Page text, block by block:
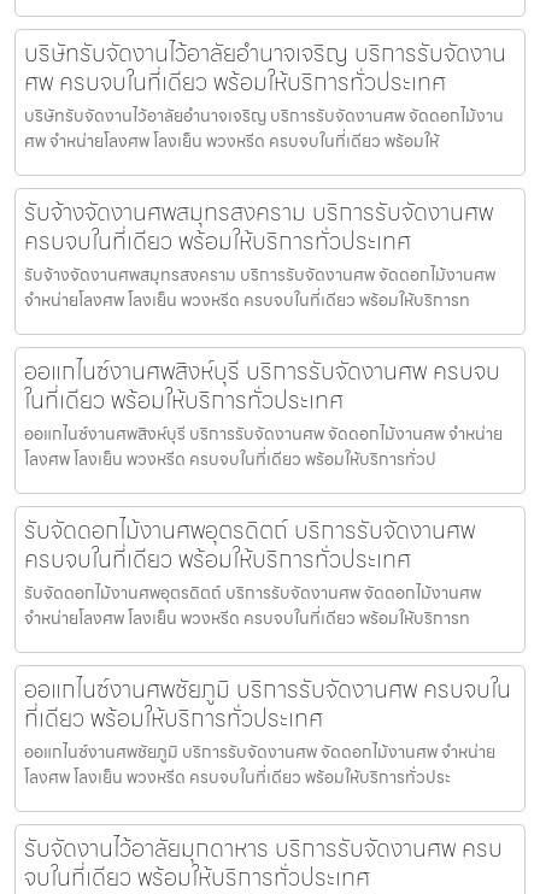
บริษัทรับจัดงานไว้อาลัยอำนาจเจริญ บริการรับจัดงาน
ศพ ครบจบในที่เดียว พร้อมให้บริการทั่วประเทศ
บริษัทรับจัดงานไว้อาลัยอำนาจเจริญ บริการรับจัดงานศพ จัดดอกไม้งาน
ศพ จำหน่ายโลงศพ โลงเย็น พวงหรีด ครบจบในที่เดียว พร้อมให้
รับจ้างจัดงานศพสมุทรสงคราม บริการรับจัดงานศพ
ครบจบในที่เดียว พร้อมให้บริการทั่วประเทศ
รับจ้างจัดงานศพสมุทรสงคราม บริการรับจัดงานศพ จัดดอกไม้งานศพ
จำหน่ายโลงศพ โลงเย็น พวงหรีด ครบจบในที่เดียว พร้อมให้บริการท
ออแกไนซ์งานศพสิงห์บุรี บริการรับจัดงานศพ ครบจบ
ในที่เดียว พร้อมให้บริการทั่วประเทศ
ออแกไนซ์งานศพสิงห์บุรี บริการรับจัดงานศพ จัดดอกไม้งานศพ จำหน่าย
โลงศพ โลงเย็น พวงหรีด ครบจบในที่เดียว พร้อมให้บริการทั่วป
รับจัดดอกไม้งานศพอุตรดิตถ์ บริการรับจัดงานศพ
ครบจบในที่เดียว พร้อมให้บริการทั่วประเทศ
รับจัดดอกไม้งานศพอุตรดิตถ์ บริการรับจัดงานศพ จัดดอกไม้งานศพ
จำหน่ายโลงศพ โลงเย็น พวงหรีด ครบจบในที่เดียว พร้อมให้บริการท
ออแกไนซ์งานศพชัยภูมิ บริการรับจัดงานศพ ครบจบใน
ที่เดียว พร้อมให้บริการทั่วประเทศ
ออแกไนซ์งานศพชัยภูมิ บริการรับจัดงานศพ จัดดอกไม้งานศพ จำหน่าย
โลงศพ โลงเย็น พวงหรีด ครบจบในที่เดียว พร้อมให้บริการทั่วประ
รับจัดงานไว้อาลัยมุกดาหาร บริการรับจัดงานศพ ครบ
จบในที่เดียว พร้อมให้บริการทั่วประเทศ